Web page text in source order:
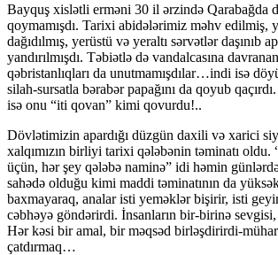
Bayquş xislətli erməni 30 il ərzində Qarabağda
qoymamışdı. Tarixi abidələrimiz məhv edilmiş,
dağıdılmış, yerüstü və yeraltı sərvətlər daşınıb
yandırılmışdı. Təbiətlə də vandalcasına
qəbristanlıqları da unutmamışdılar…indi isə
silah-sursatla bərabər papağını da qoyub
isə onu “iti qovan” kimi qovurdu!..
Dövlətimizin apardığı düzgün daxili və xarici
xalqımızın birliyi tarixi qələbənin təminatı oldu.
üçün, hər şey qələbə naminə” idi həmin
sahədə olduğu kimi maddi təminatının da
baxmayaraq, analar isti yeməklər bişirir, isti
cəbhəyə göndərirdi. İnsanların bir-birinə sevgisi,
Hər kəsi bir amal, bir məqsəd birləşdirirdi-
çatdırmaq…